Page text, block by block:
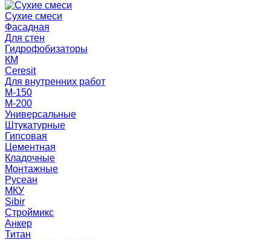
Сухие смеси
Фасадная
Для стен
Гидрофобизаторы
КМ
Ceresit
Для внутренних работ
М-150
М-200
Универсальные
Штукатурные
Гипсовая
Цементная
Кладочные
Монтажные
Русеан
МКУ
Sibir
Строймикс
Анкер
Титан